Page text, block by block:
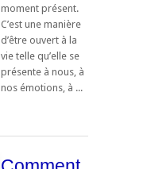
moment présent.
C’est une manière
d’être ouvert à la
vie telle qu’elle se
présente à nous, à
nos émotions, à ...